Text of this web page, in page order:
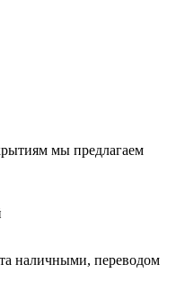
мы предлагаем
наличными, переводом